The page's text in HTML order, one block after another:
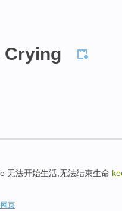
Crying
无法开始生活,无法结束生命
页